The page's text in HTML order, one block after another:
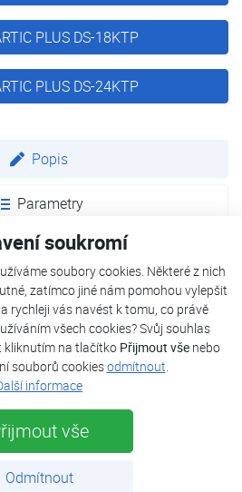
soukromí
soubory cookies. Některé z nich
zatímco jiné nám pomohou vylepšit
rychleji vás navést k tomu, co právě
všech cookies? Svůj souhlas
kliknutím na tlačítko Přijmout všenebo
souborů cookiesodmítnout
informace
vše
Odmítnout
PLUS DS-18KTP
PLUS DS-24KTP
Popis
Parametry
Dokumenty
s maximální úsporou energie
a ekologickému chladivu R32.
snadné ovládání a vestavěný
pro kontrolu jednotky přes
vzduchu jsou součástí dodávky
filtry, které jsou snadno přístupné
z horní části vnitřní